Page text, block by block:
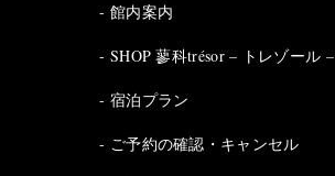
館内案内
SHOP 蓼科trésor – トレゾール –
宿泊プラン
ご予約の確認・キャンセル